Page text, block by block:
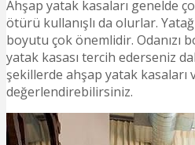
Ahşap yatak kasaları genelde
ötürü kullanışlı da olurlar.
boyutu çok önemlidir. Odanızı
yatak kasası tercih ederseniz
şekillerde ahşap yatak kasaları
değerlendirebilirsiniz.